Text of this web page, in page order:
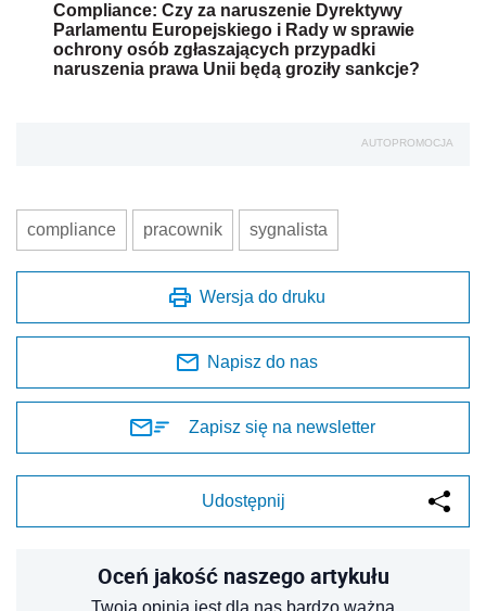
Compliance: Czy za naruszenie Dyrektywy
Parlamentu Europejskiego i Rady w sprawie
ochrony osób zgłaszających przypadki
naruszenia prawa Unii będą groziły sankcje?
AUTOPROMOCJA
compliance pracownik sygnalista
Wersja do druku
Napisz do nas
Zapisz się na newsletter
Udostępnij
Oceń jakość naszego artykułu